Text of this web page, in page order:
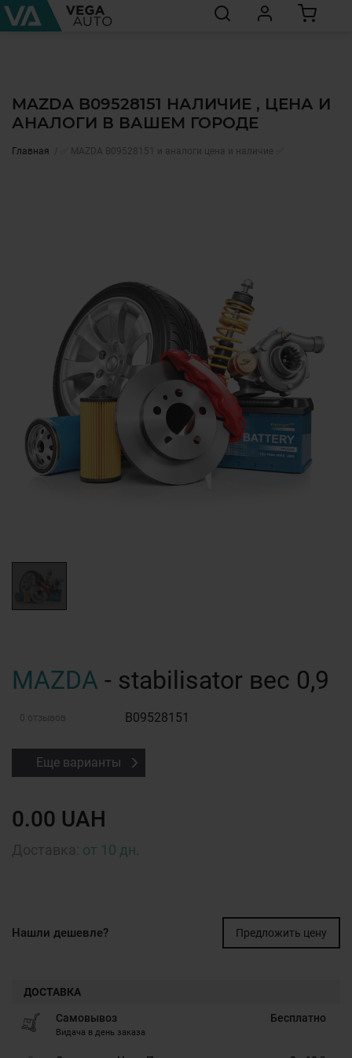
MAZDA B09528151 НАЛИЧИЕ , ЦЕНА И
АНАЛОГИ В ВАШЕМ ГОРОДЕ
Главная ✅ MAZDA B09528151 и аналоги цена и наличие ✅
MAZDA - stabilisator вес 0,9
0 отзывов B09528151
Еще варианты
0.00 UAH
от 10 дн.
Нашли дешевле? Предложить цену
ДОСТАВКА
Самовывоз
Видача в день заказа
Бесплатно